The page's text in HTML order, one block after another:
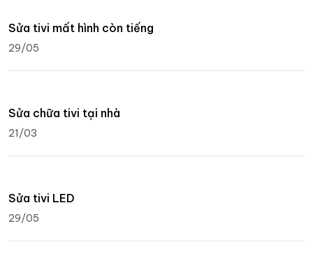
Sửa tivi mất hình còn tiếng
29/05
Sửa chữa tivi tại nhà
21/03
Sửa tivi LED
29/05